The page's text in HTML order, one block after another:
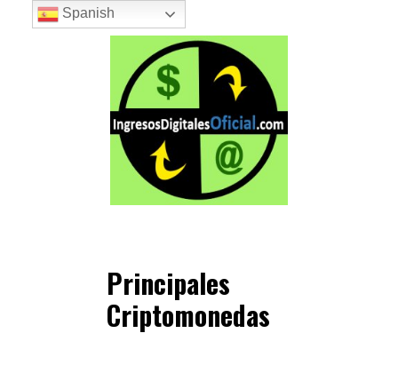
Saltar
Principales
Criptomonedas
Spanish